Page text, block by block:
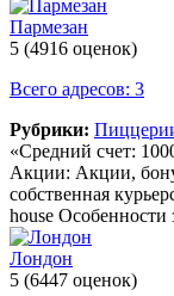
Пармезан
5 (4916 оценок)
Всего адресов: 3
Рубрики:
«Средний счет:
Акции: Акции,
собственная
house Особенности
Лондон
5 (6447 оценок)